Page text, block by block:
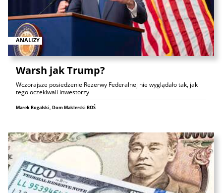
ANALIZY
Warsh jak Trump?
Wczorajsze posiedzenie Rezerwy Federalnej nie wyglądało tak, jak
tego oczekiwali inwestorzy
Marek Rogalski, Dom Maklerski BOŚ